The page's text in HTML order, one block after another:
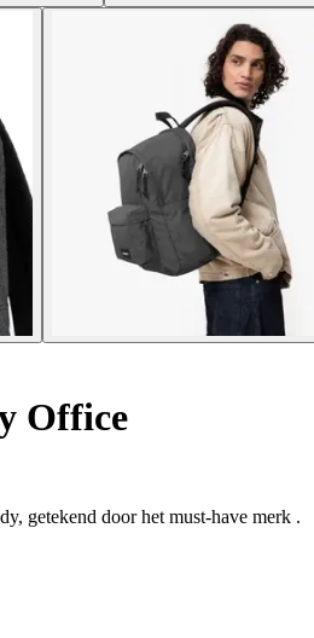
Office
getekend door het must-have merk .